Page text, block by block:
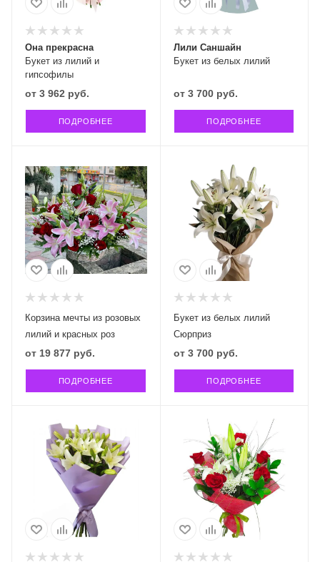
Букет из лилий и
гипсофилы
Она прекрасна
от 3 962 руб.
ПОДРОБНЕЕ
Букет из белых лилий
Лили Саншайн
от 3 700 руб.
ПОДРОБНЕЕ
Корзина мечты из розовых
лилий и красных роз
от 19 877 руб.
ПОДРОБНЕЕ
Букет из белых лилий
Сюрприз
от 3 700 руб.
ПОДРОБНЕЕ